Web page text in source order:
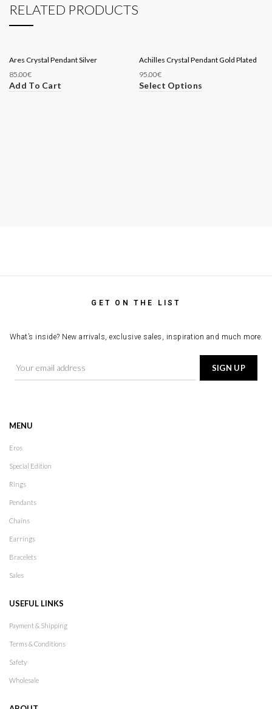
RELATED PRODUCTS
Ares Crystal Pendant Silver
85.00€
Add To Cart
Achilles Crystal Pendant Gold Plated
95.00€
Select Options
GET ON THE LIST
What’s inside? New arrivals, exclusive sales, inspiration and much more.
MENU
Eros
Special Edition
Rings
Pendants
Chains
Earrings
Bracelets
Sales
USEFUL LINKS
Payment & Shipping
Terms & Conditions
Safety
Wholesale